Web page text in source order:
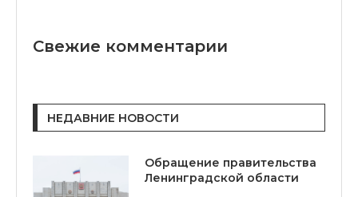
Свежие комментарии
НЕДАВНИЕ НОВОСТИ
Обращение правительства
Ленинградской области